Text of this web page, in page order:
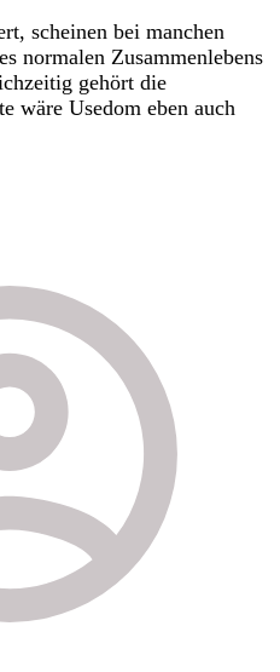
scheinen bei manchen
normalen Zusammenlebens
gehört die
wäre Usedom eben auch